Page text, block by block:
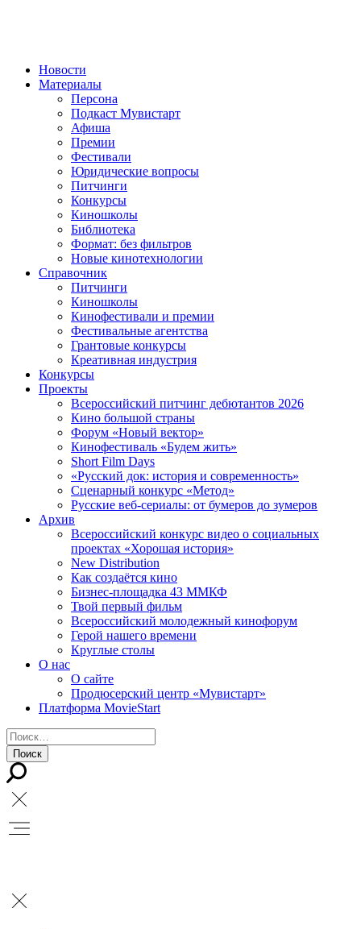
Новости
Материалы
Персона
Подкаст Мувистарт
Афиша
Премии
Фестивали
Юридические вопросы
Питчинги
Конкурсы
Киношколы
Библиотека
Формат: без фильтров
Новые кинотехнологии
Справочник
Питчинги
Киношколы
Кинофестивали и премии
Фестивальные агентства
Грантовые конкурсы
Креативная индустрия
Конкурсы
Проекты
Всероссийский питчинг дебютантов 2026
Кино большой страны
Форум «Новый вектор»
Кинофестиваль «Будем жить»
Short Film Days
«Русский док: история и современность»
Сценарный конкурс «Метод»
Русские веб-сериалы: от бумеров до зумеров
Архив
Всероссийский конкурс видео о социальных
проектах «Хорошая история»
New Distribution
Как создаётся кино
Бизнес-площадка 43 ММКФ
Твой первый фильм
Всероссийский молодежный кинофорум
Герой нашего времени
Круглые столы
О нас
О сайте
Продюсерский центр «Мувистарт»
Платформа MovieStart